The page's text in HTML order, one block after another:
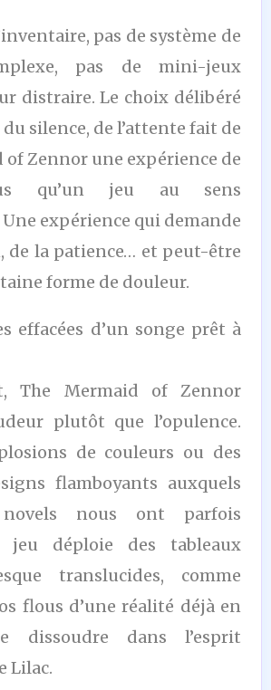
pas de système de
pas de mini-jeux
distraire. Le choix délibéré
silence, de l’attente fait de
of Zennor une expérience de
qu’un jeu au sens
expérience qui demande
de la patience… et peut-être
forme de douleur.
effacées d’un songe prêt à
The Mermaid of Zennor
plutôt que l’opulence.
de couleurs ou des
flamboyants auxquels
nous ont parfois
jeu déploie des tableaux
translucides, comme
flous d’une réalité déjà en
dissoudre dans l’esprit
Lilac.